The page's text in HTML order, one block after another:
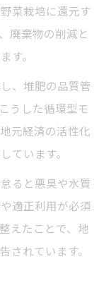
菜栽培に還元す
廃棄物の削減と
す。
、堆肥の品質管
うした循環型モ
元経済の活性化
ています。
ると悪臭や水質
適正利用が必須
えたことで、地
されています。